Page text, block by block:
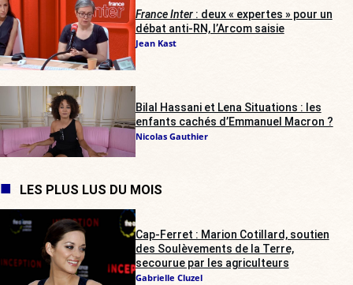
France Inter: deux « expertes » pour un
débat anti-RN, l’Arcom saisie
Jean Kast
Bilal Hassani et Lena Situations : les
enfants cachés d’Emmanuel Macron ?
Nicolas Gauthier
LES PLUS LUS DU MOIS
Cap-Ferret : Marion Cotillard, soutien
des Soulèvements de la Terre,
secourue par les agriculteurs
Gabrielle Cluzel